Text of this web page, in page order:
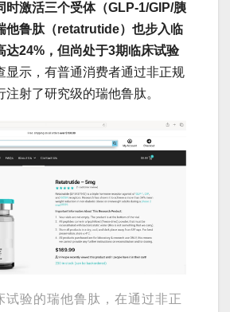
时激活三个受体（GLP-1/GIP/胰
他鲁肽（retatrutide）也步入临
达24%，但尚处于3期临床试验
显示，有普通消费者通过非正规
射了研究级的瑞他鲁肽。
试验的瑞他鲁肽，在通过非正